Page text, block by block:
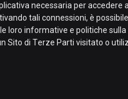
necessaria per accedere
tali connessioni, è
informative e politiche
Sito di Terze Parti visitato o